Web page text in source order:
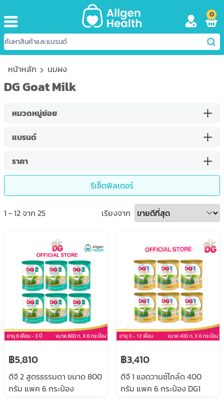
0
หน้าหลัก นมผง
DG Goat Milk
หมวดหมู่ย่อย
แบรนด์
ราคา
รีเซ็ตฟิลเตอร์
1 -12จาก 25 เรียงจาก
฿5,810
ดีจี 2 สูตรธรรมดา ขนาด 800
กรัม แพค 6 กระป๋อง
฿3,410
ดีจี 1 แอดวานซ์โกล์ด 400
กรัม แพค 6 กระป๋อง DG1